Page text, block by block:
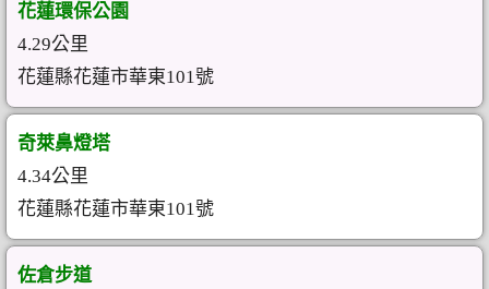
花蓮環保公園
4.29公里
花蓮縣花蓮市華東101號
奇萊鼻燈塔
4.34公里
花蓮縣花蓮市華東101號
佐倉步道